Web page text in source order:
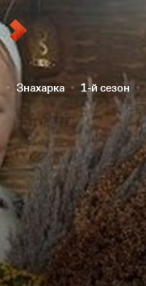
Знахарка 1-й сезон